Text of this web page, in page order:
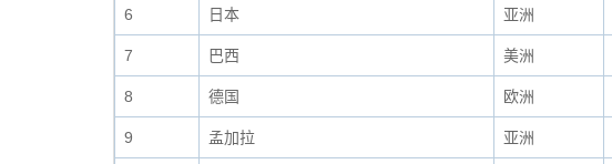
6 日本 亚洲
7 巴西 美洲
8 德国 欧洲
9 孟加拉 亚洲